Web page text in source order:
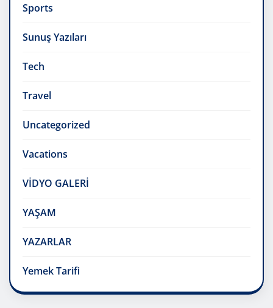
Sports
Sunuş Yazıları
Tech
Travel
Uncategorized
Vacations
VİDYO GALERİ
YAŞAM
YAZARLAR
Yemek Tarifi